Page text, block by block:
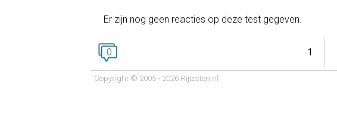
Er zijn nog geen reacties op deze test gegeven.
0 1
Copyright © 2005 - 2026 Rijtesten.nl